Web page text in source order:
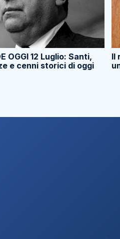
OGGI 12 Luglio: Santi,
e cenni storici di oggi
Il